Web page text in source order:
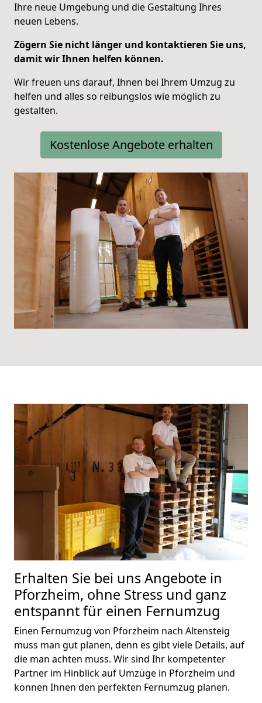
Ihre neue Umgebung und die Gestaltung Ihres
neuen Lebens.
Zögern Sie nicht länger und kontaktieren Sie uns,
damit wir Ihnen helfen können.
Wir freuen uns darauf, Ihnen bei Ihrem Umzug zu
helfen und alles so reibungslos wie möglich zu
gestalten.
Kostenlose Angebote erhalten
Erhalten Sie bei uns Angebote in
Pforzheim, ohne Stress und ganz
entspannt für einen Fernumzug
Einen Fernumzug von Pforzheim nach Altensteig
muss man gut planen, denn es gibt viele Details, auf
die man achten muss. Wir sind Ihr kompetenter
Partner im Hinblick auf Umzüge in Pforzheim und
können Ihnen den perfekten Fernumzug planen.